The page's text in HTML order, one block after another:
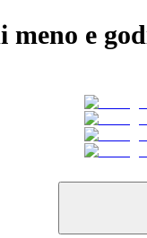
meno e